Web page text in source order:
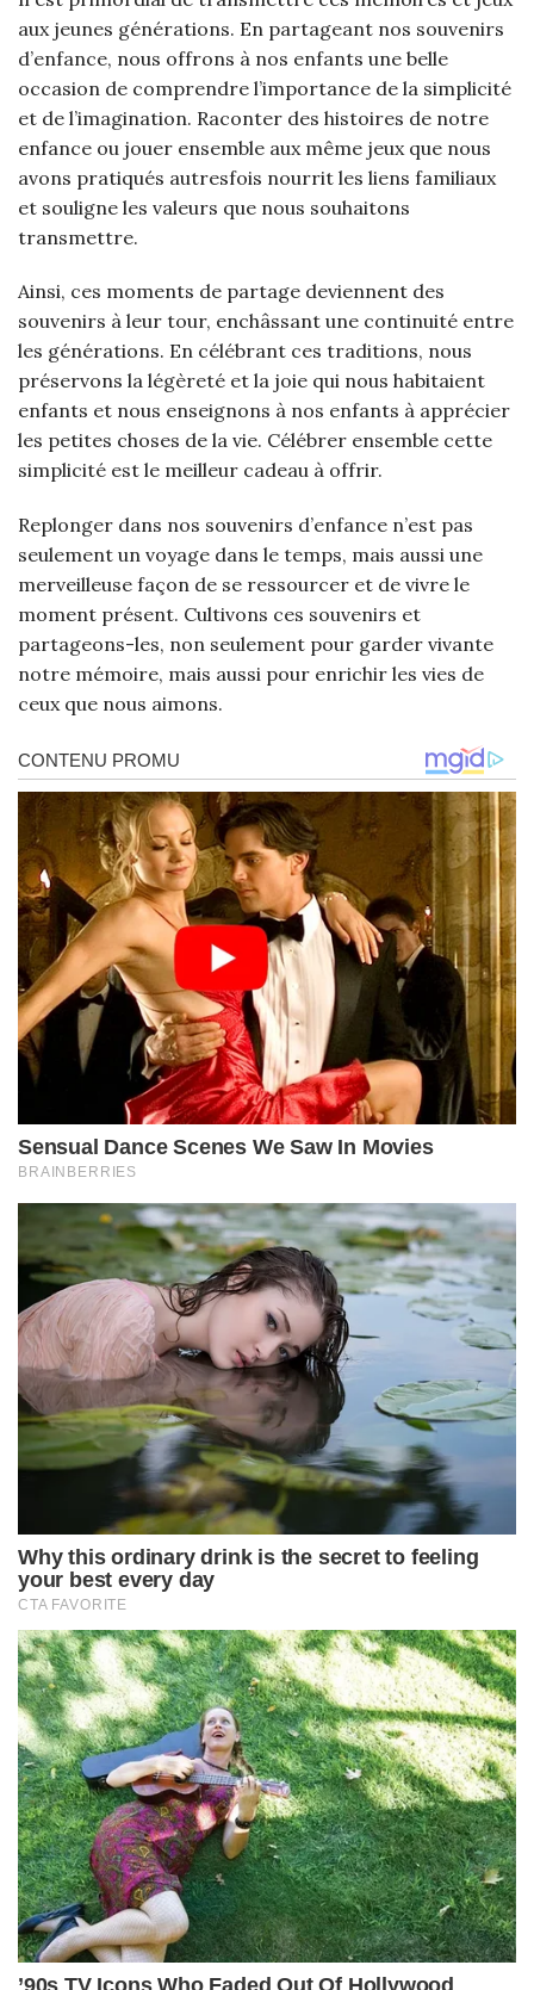
aux jeunes générations. En partageant nos souvenirs
d’enfance, nous offrons à nos enfants une belle
occasion de comprendre l’importance de la simplicité
et de l’imagination. Raconter des histoires de notre
enfance ou jouer ensemble aux même jeux que nous
avons pratiqués autresfois nourrit les liens familiaux
et souligne les valeurs que nous souhaitons
transmettre.
Ainsi, ces moments de partage deviennent des
souvenirs à leur tour, enchâssant une continuité entre
les générations. En célébrant ces traditions, nous
préservons la légèreté et la joie qui nous habitaient
enfants et nous enseignons à nos enfants à apprécier
les petites choses de la vie. Célébrer ensemble cette
simplicité est le meilleur cadeau à offrir.
Replonger dans nos souvenirs d’enfance n’est pas
seulement un voyage dans le temps, mais aussi une
merveilleuse façon de se ressourcer et de vivre le
moment présent. Cultivons ces souvenirs et
partageons-les, non seulement pour garder vivante
notre mémoire, mais aussi pour enrichir les vies de
ceux que nous aimons.